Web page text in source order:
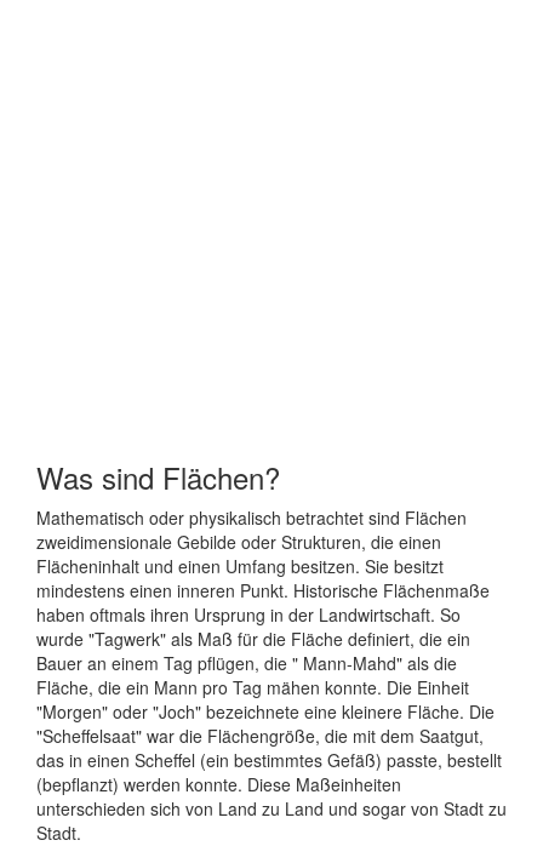
Was sind Flächen?
Mathematisch oder physikalisch betrachtet sind Flächen
zweidimensionale Gebilde oder Strukturen, die einen
Flächeninhalt und einen Umfang besitzen. Sie besitzt
mindestens einen inneren Punkt. Historische Flächenmaße
haben oftmals ihren Ursprung in der Landwirtschaft. So
wurde "Tagwerk" als Maß für die Fläche definiert, die ein
Bauer an einem Tag pflügen, die " Mann-Mahd" als die
Fläche, die ein Mann pro Tag mähen konnte. Die Einheit
"Morgen" oder "Joch" bezeichnete eine kleinere Fläche. Die
"Scheffelsaat" war die Flächengröße, die mit dem Saatgut,
das in einen Scheffel (ein bestimmtes Gefäß) passte, bestellt
(bepflanzt) werden konnte. Diese Maßeinheiten
unterschieden sich von Land zu Land und sogar von Stadt zu
Stadt.